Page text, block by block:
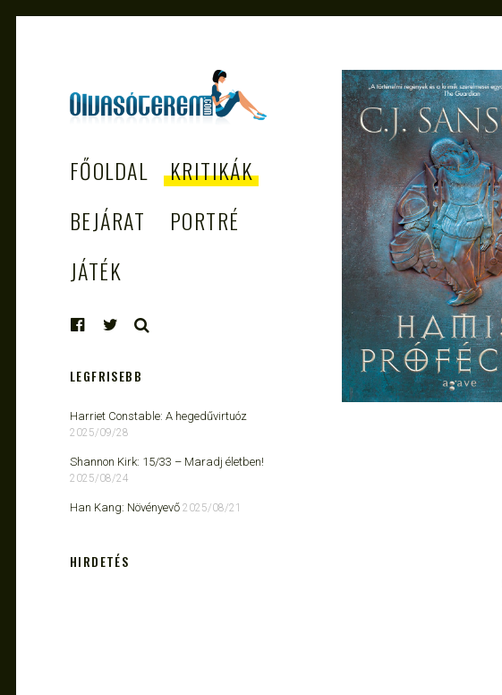
– AZ EGÉSZSÉGES
OLVASÁS
TÁMOGATÓJA
FŐOLDAL
KRITIKÁK
BEJÁRAT
PORTRÉ
JÁTÉK
LEGFRISEBB
Harriet Constable: A hegedűvirtuóz
2025/09/28
Shannon Kirk: 15/33 ​– Maradj életben!
2025/08/24
Han Kang: Növényevő 2025/08/21
HIRDETÉS